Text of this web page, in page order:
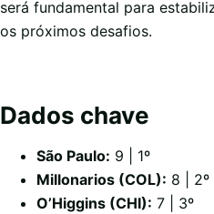
será fundamental para
os próximos desafios.
Dados chave
São Paulo: 9 | 1º
Millonarios (COL): 8 | 2º
O’Higgins (CHI): 7 | 3º